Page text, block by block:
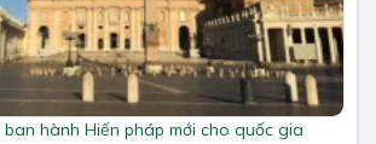
hành Hiến pháp mới cho quốc gia